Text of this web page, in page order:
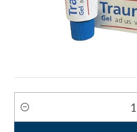
Cantidad